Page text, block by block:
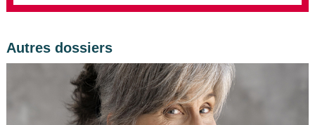
Autres dossiers